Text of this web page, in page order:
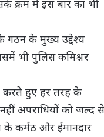
क्रम में इस बार का भी
गठन के मुख्य उद्देश्य
भी पुलिस कमिश्नर
करते हुए हर तरह के
अपराधियों को जल्द से
के कर्मठ और ईमानदार